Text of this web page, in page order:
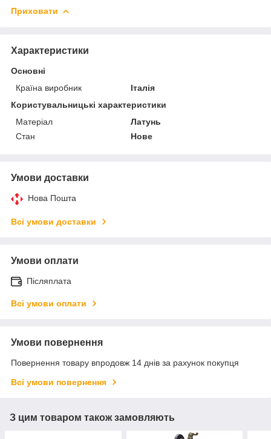
Приховати
Характеристики
Основні
Країна виробник
Італія
Користувальницькі характеристики
Матеріал
Латунь
Стан
Нове
Умови доставки
Нова Пошта
Всі умови доставки
Умови оплати
Післяплата
Всі умови оплати
Умови повернення
Повернення товару впродовж 14 днів за рахунок покупця
Всі умови повернення
З цим товаром також замовляють